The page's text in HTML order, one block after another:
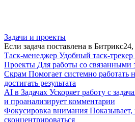
Задачи и проекты
Если задача поставлена в
Таск-менеджер Удобный таск-
Проекты Для работы со связанными
Скрам Помогает системно работать
достигать результата
AI в Задачах Ускоряет работу с
и проанализирует комментарии
Фокусировка внимания
сконцентрироваться